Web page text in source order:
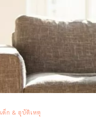
ด็ก & อุบัติเหตุ